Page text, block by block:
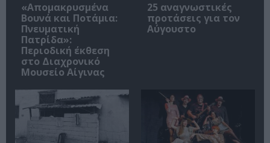
«Απομακρυσμένα
Βουνά και Ποτάμια:
Πνευματική
Πατρίδα»:
Περιοδική έκθεση
στο Διαχρονικό
Μουσείο Αίγινας
25 αναγνωστικές
προτάσεις για τον
Αύγουστο